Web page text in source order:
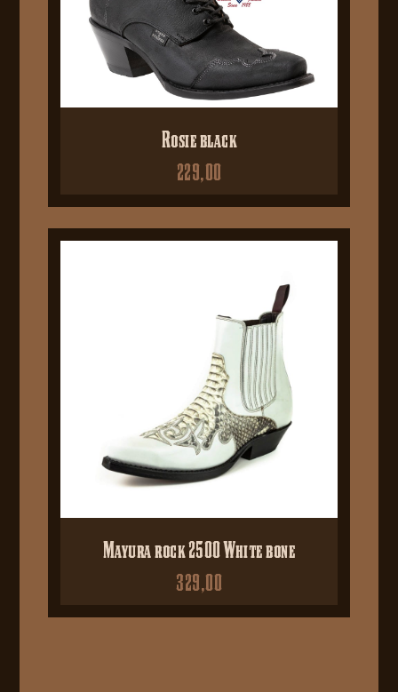
Rosie black
229,00
Mayura rock 2500 White bone
329,00